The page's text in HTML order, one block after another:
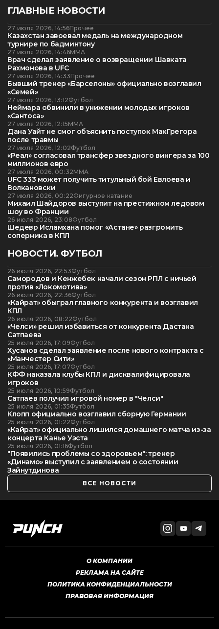
ГЛАВНЫЕ НОВОСТИ
27 июля 2026, 14:56Прочее
Казахстан завоевал медаль на международном
турнире по бадминтону
27 июля 2026, 14:46ММА
Врач сделал заявление о возвращении Шавката
Рахмонова в UFC
27 июля 2026, 14:33Прочее
Бывший тренер «Барселоны» официально возглавил
«Семей»
27 июля 2026, 13:12Футбол
Неймара обвинили в унижении молодых игроков
«Сантоса»
27 июля 2026, 12:15ММА
Дана Уайт не смог объяснить поступок МакГрегора
после травмы
27 июля 2026, 12:02Футбол
«Реал» согласовал трансфер звездного вингера за 100
миллионов евро
27 июля 2026, 00:32ММА
UFC 333 может получить титульный бой Евлоева и
Волкановски
27 июля 2026, 00:22Фигурное катание
Михаил Шайдоров выступит на престижном ледовом
шоу во Франции
26 июля 2026, 23:08Футбол
Шедевр Исламхана помог «Астане» разгромить
соперника в КПЛ
НОВОСТИ. ФУТБОЛ
26 июля 2026, 22:53Футбол
Самородов и Кенжебек начали сезон РПЛ с ничьей
против «Локомотива»
26 июля 2026, 22:36Футбол
«Кайрат» обыграл главного конкурента и возглавил
КПЛ
26 июля 2026, 08:22Футбол
«Челси» решил избавиться от конкурента Дастана
Сатпаева
25 июля 2026, 17:09Футбол
Хусанов сделал заявление после нового контракта с
«Манчестер Сити»
25 июля 2026, 17:07Футбол
КФФ наказала клубы КПЛ и дисквалифицировала
игроков
25 июля 2026, 10:59Футбол
Сатпаев получил игровой номер в "Челси"
25 июля 2026, 01:35Футбол
Клопп официально возглавил сборную Германии
25 июля 2026, 01:22Футбол
«Кайрат» официально лишился домашнего матча из-за
концерта Канье Уэста
25 июля 2026, 01:16Футбол
"Появились проблемы со здоровьем": тренер
«Динамо» выступил с заявлением о состоянии
Зайнутдинова
ВСЕ НОВОСТИ
О КОМПАНИИ
РЕКЛАМА НА САЙТЕ
ПОЛИТИКА КОНФИДЕНЦИАЛЬНОСТИ
ПРАВОВАЯ ИНФОРМАЦИЯ